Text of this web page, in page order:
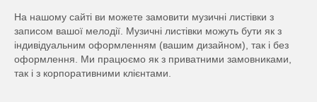
На нашому сайті ви можете замовити музичні листівки з
записом вашої мелодії. Музичні листівки можуть бути як з
індивідуальним оформленням (вашим дизайном), так і без
оформлення. Ми працюємо як з приватними замовниками,
так і з корпоративними клієнтами.